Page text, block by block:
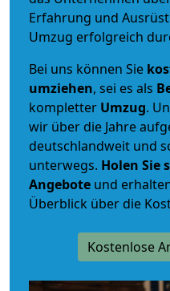
Erfahrung und
Umzug erfolgreich
Bei uns können Sie
umziehen, sei es als
kompletter Umzug.
wir über die Jahre
deutschlandweit und
unterwegs. Holen Sie
Angebote und
Überblick über die
Kostenlose